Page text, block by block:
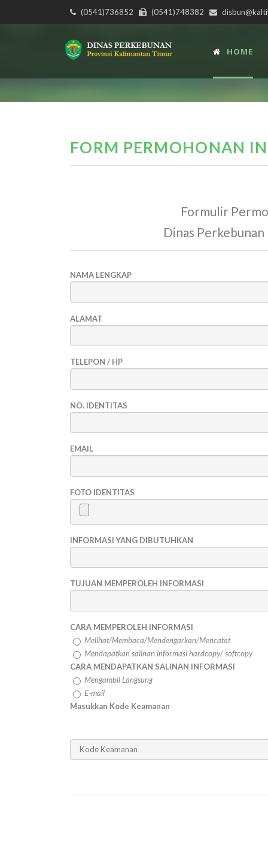
(0541)736852 (0541)748382
HOME
FORM PERMOHONAN
Formulir
Dinas
NAMA LENGKAP
ALAMAT
TELEPON / HP
NO. IDENTITAS
EMAIL
FOTO IDENTITAS
INFORMASI YANG DIBUTUHKAN
TUJUAN MEMPEROLEH INFORMASI
CARA MEMPEROLEH INFORMASI
Melihat/Membaca/Mendengarkan/Mencatat
Mendapatkan salinan informasi hardcopy/ softcopy
CARA MENDAPATKAN SALINAN INFORMASI
Mengambil Langsung
E-mail
Masukkan Kode Keamanan